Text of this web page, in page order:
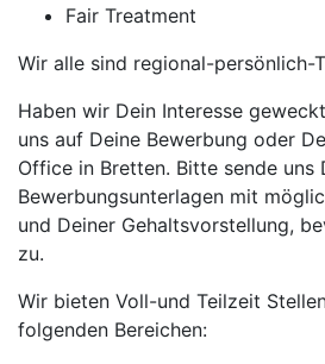
Fair Treatment
Wir alle sind regional-persönlich-
Haben wir Dein Interesse
uns auf Deine Bewerbung oder
Office in Bretten. Bitte sende uns
Bewerbungsunterlagen mit
und Deiner Gehaltsvorstellung,
zu.
Wir bieten Voll-und Teilzeit
folgenden Bereichen: